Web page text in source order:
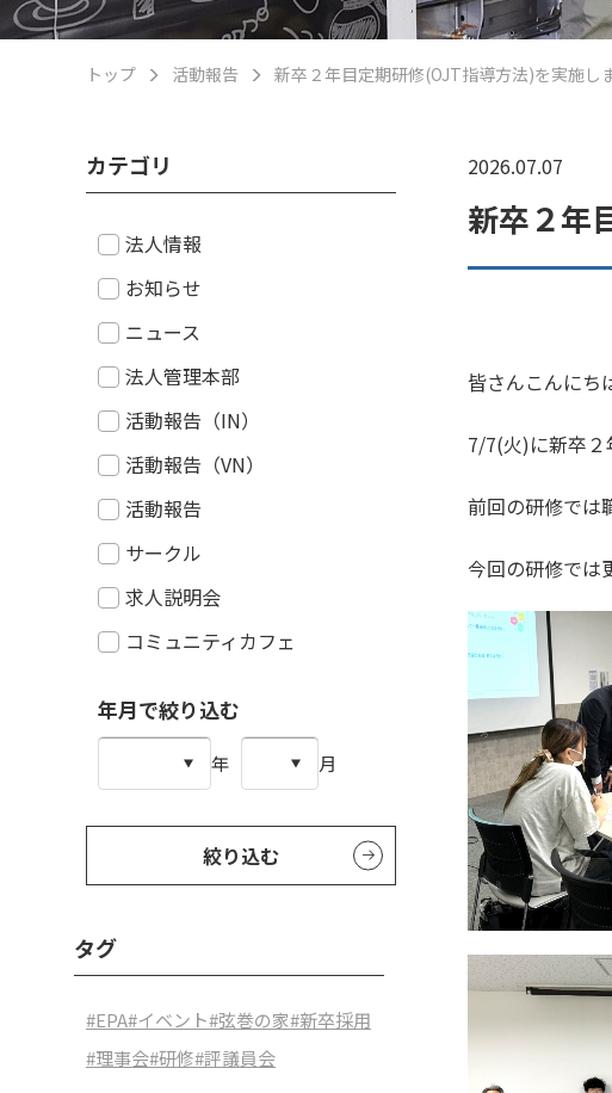
トップ 活動報告 新卒２年目定期研修(OJT指導方法)を実施し
2026.07.07
新卒２年
皆さんこんにち
7/7(火)に新卒２
前回の研修では
今回の研修では
カテゴリ
法人情報
お知らせ
ニュース
法人管理本部
活動報告（IN）
活動報告（VN）
活動報告
サークル
求人説明会
コミュニティカフェ
年月で絞り込む
年 月
絞り込む
タグ
#EPA#イベント#弦巻の家#新卒採用
#理事会#研修#評議員会